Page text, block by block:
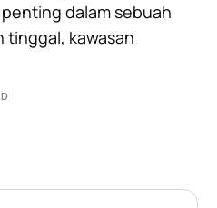
dalam sebuah
tinggal, kawasan